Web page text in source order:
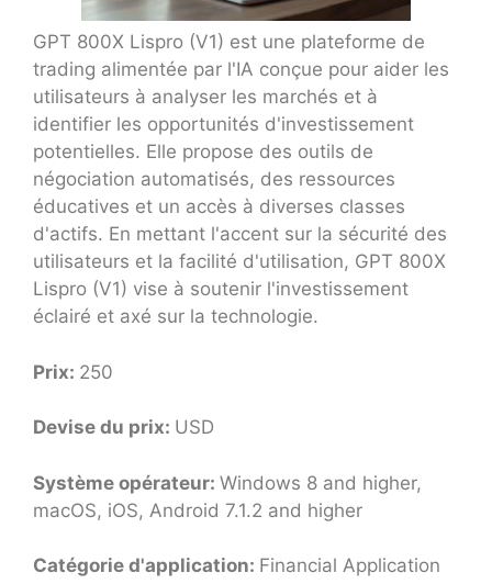
GPT 800X Lispro (V1) est une plateforme de
trading alimentée par l'IA conçue pour aider les
utilisateurs à analyser les marchés et à
identifier les opportunités d'investissement
potentielles. Elle propose des outils de
négociation automatisés, des ressources
éducatives et un accès à diverses classes
d'actifs. En mettant l'accent sur la sécurité des
utilisateurs et la facilité d'utilisation, GPT 800X
Lispro (V1) vise à soutenir l'investissement
éclairé et axé sur la technologie.
Prix: 250
Devise du prix: USD
Système opérateur: Windows 8 and higher,
macOS, iOS, Android 7.1.2 and higher
Catégorie d'application: Financial Application